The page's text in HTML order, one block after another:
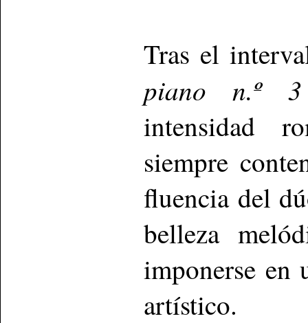
Tras el
piano n.º 3
intensidad
siempre
fluencia del
belleza
imponerse en
artístico.